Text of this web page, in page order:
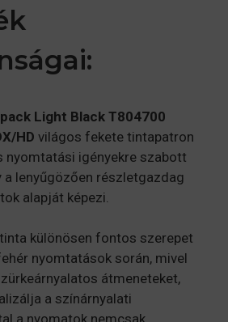
Light Black T804700
HD világos fekete tintapatron
nyomtatási igényekre szabott
a lenyűgözően részletgazdag
alapját képezi.
különösen fontos szerepet
nyomtatások során, mivel
átmeneteket,
a színárnyalati